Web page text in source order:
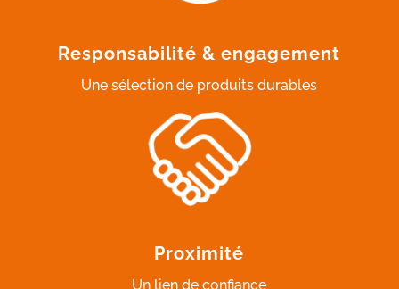
Responsabilité & engagement
Une sélection de produits durables
Proximité
Un lien de confiance